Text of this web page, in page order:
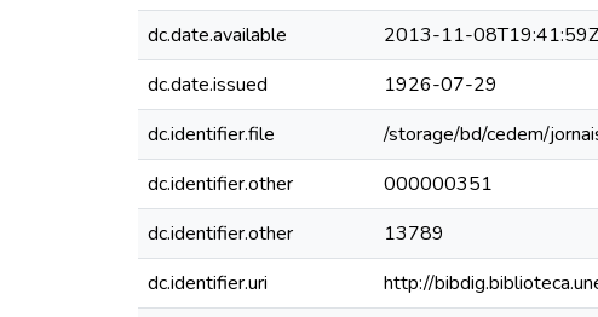
dc.date.available
2013-11-08T19:41:59Z
dc.date.issued
1926-07-29
dc.identifier.file
/storage/bd/cedem/
dc.identifier.other
000000351
dc.identifier.other
13789
dc.identifier.uri
http://